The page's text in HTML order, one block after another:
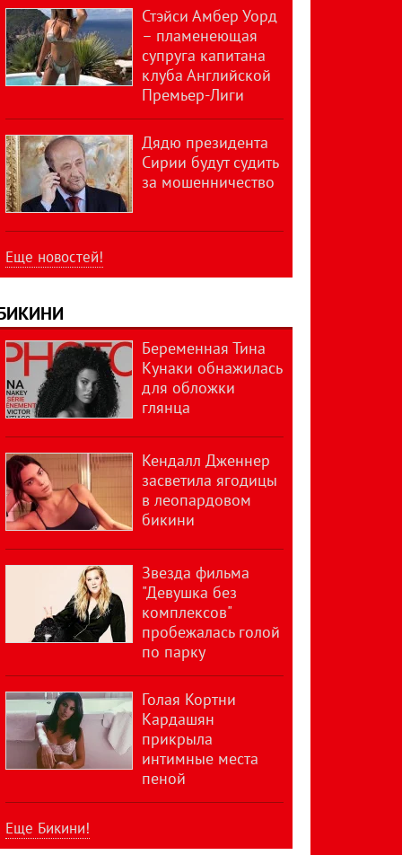
Стэйси Амбер Уорд
– пламенеющая
супруга капитана
клуба Английской
Премьер-Лиги
Дядю президента
Сирии будут судить
за мошенничество
Еще новостей!
Беременная Тина
Кунаки обнажилась
для обложки
глянца
Кендалл Дженнер
засветила ягодицы
в леопардовом
бикини
Звезда фильма
"Девушка без
комплексов"
пробежалась голой
по парку
Голая Кортни
Кардашян
прикрыла
интимные места
пеной
Еще Бикини!